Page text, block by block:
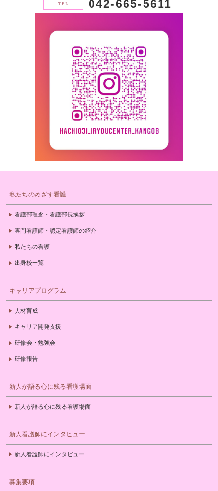
042-665-5611
私たちのめざす看護
看護部理念・看護部長挨拶
専門看護師・認定看護師の紹介
私たちの看護
出身校一覧
キャリアプログラム
人材育成
キャリア開発支援
研修会・勉強会
研修報告
新人が語る心に残る看護場面
新人が語る心に残る看護場面
新人看護師にインタビュー
新人看護師にインタビュー
募集要項